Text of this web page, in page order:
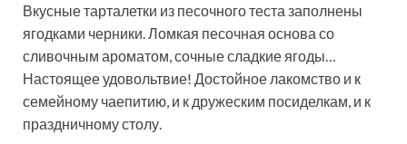
Вкусные тарталетки из песочного теста заполнены
ягодками черники. Ломкая песочная основа со
сливочным ароматом, сочные сладкие ягоды…
Настоящее удовольтвие! Достойное лакомство и к
семейному чаепитию, и к дружеским посиделкам, и к
праздничному столу.